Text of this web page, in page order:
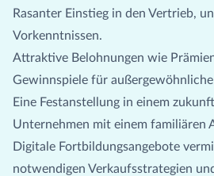
Rasanter Einstieg in den Vertrieb,
Vorkenntnissen.
Attraktive Belohnungen wie
Gewinnspiele für
Eine Festanstellung in einem
Unternehmen mit einem familiären
Digitale Fortbildungsangebote
notwendigen Verkaufsstrategien